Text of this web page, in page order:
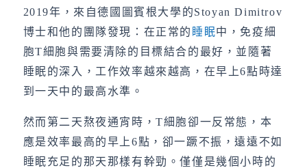
2019年，來自德國圖賓根大學的Stoyan Dimitrov
博士和他的團隊發現：在正常的 睡眠中，免疫細
胞T細胞與需要清除的目標結合的最好，並隨著
睡眠的深入，工作效率越來越高，在早上6點時達
到一天中的最高水準。
然而第二天熬夜通宵時，T細胞卻一反常態，本
應是效率最高的早上6點，卻一蹶不振，遠遠不如
睡眠充足的那天那樣有幹勁。僅僅是幾個小時的